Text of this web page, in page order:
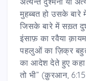
मुहब्बत हो उसके बारे
जिसके बारे में सख़्त
इंसाफ़ का रवैया
पहलुओं का ज़िक्र
का आदेश देते हुए कहा
तो भी” (क़ुरआन,